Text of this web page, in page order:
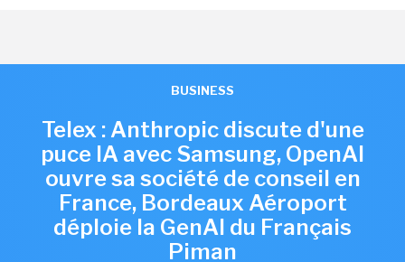
BUSINESS
Telex : Anthropic discute d'une
puce IA avec Samsung, OpenAI
ouvre sa société de conseil en
France, Bordeaux Aéroport
déploie la GenAI du Français
Piman